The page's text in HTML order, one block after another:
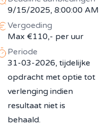
9/15/2025, 8:00:00 AM
Vergoeding
Max €110,- per uur
Periode
31-03-2026, tijdelijke
opdracht met optie tot
verlenging indien
resultaat niet is
behaald.